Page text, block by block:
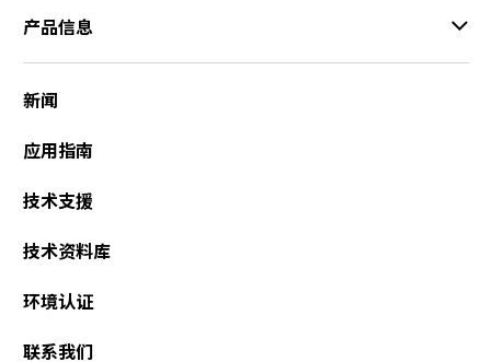
产品信息
新闻
应用指南
技术支援
技术资料库
环境认证
联系我们